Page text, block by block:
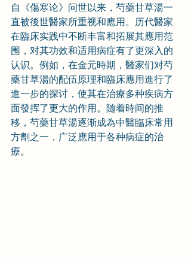
自《傷寒论》问世以来，芍藥甘草湯一
直被後世醫家所重视和應用。历代醫家
在臨床实践中不断丰富和拓展其應用范
围，对其功效和适用病症有了更深入的
认识。例如，在金元時期，醫家们对芍
藥甘草湯的配伍原理和臨床應用進行了
進一步的探讨，使其在治療多种疾病方
面發挥了更大的作用。随着時间的推
移，芍藥甘草湯逐渐成為中醫臨床常用
方劑之一，广泛應用于各种病症的治
療。